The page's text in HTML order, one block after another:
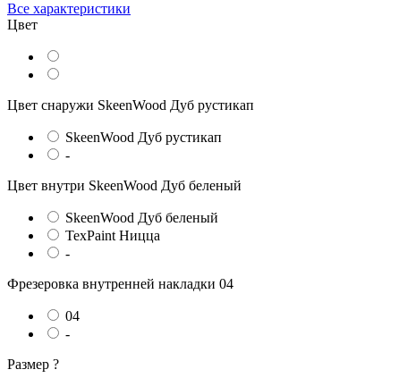
Все характеристики
Цвет
Цвет снаружи SkeenWood Дуб рустикап
SkeenWood Дуб рустикап
-
Цвет внутри SkeenWood Дуб беленый
SkeenWood Дуб беленый
TexPaint Ницца
-
Фрезеровка внутренней накладки 04
04
-
Размер ?